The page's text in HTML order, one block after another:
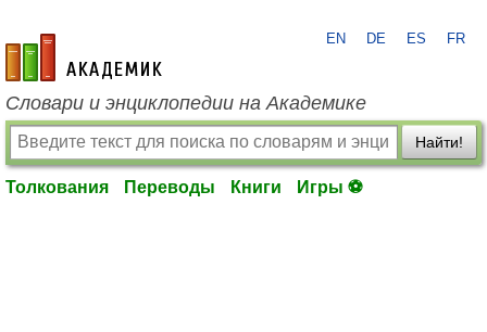
academic.ru
EN DE ES FR
Словари и энциклопедии на Академике
Найти!
Толкования Переводы Книги Игры ⚽